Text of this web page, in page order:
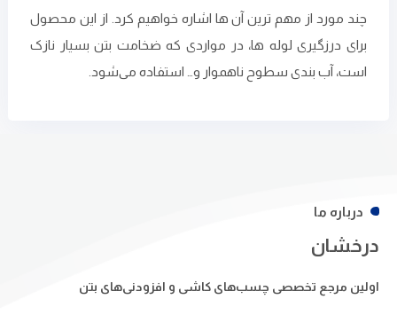
چند مورد از مهم ترین آن ها اشاره خواهیم کرد. از این محصول
برای درزگیری لوله ها، در مواردی که ضخامت بتن بسیار نازک
است، آب بندی سطوح ناهموار و‌… استفاده می‌شود.
درباره ما
درخشان
اولین مرجع تخصصی چسب‌های کاشی و افزودنی‌های بتن